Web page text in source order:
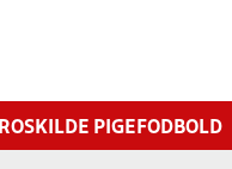
ROSKILDE PIGEFODBOLD